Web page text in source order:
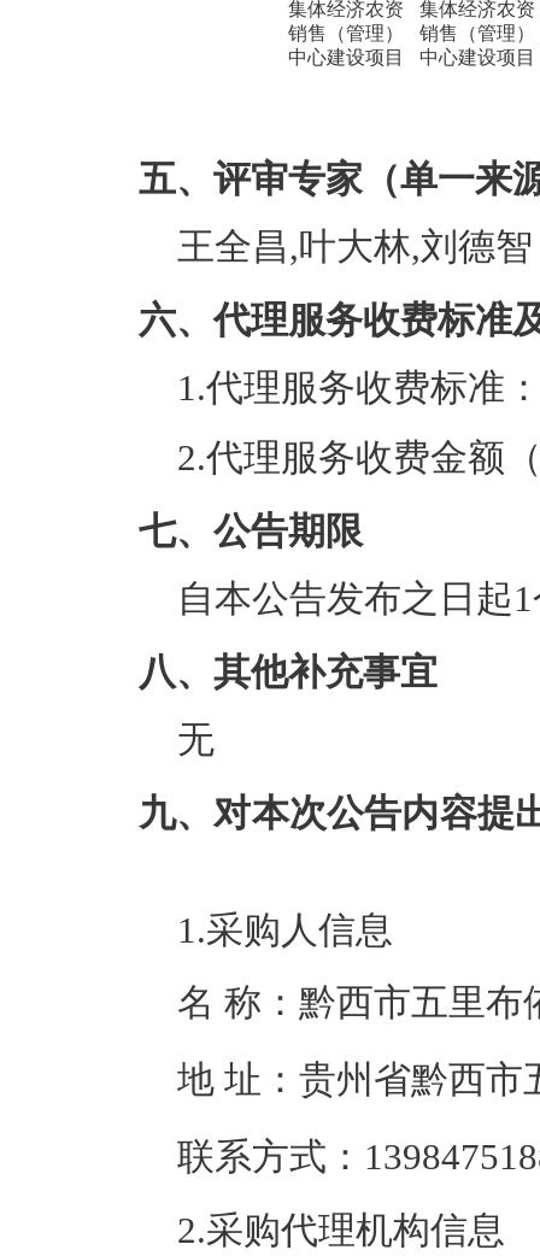
集体经济农资
销售（管理）
中心建设项目
集体经济农资
销售（管理）
中心建设项目
五、评审专家（单一来
王全昌,叶大林,刘德智
六、代理服务收费标准
1.代理服务收费标准
2.代理服务收费金额
七、公告期限
自本公告发布之日起
八、其他补充事宜
无
九、对本次公告内容提
1.采购人信息
名 称： 黔西市五里布
地 址： 贵州省黔西市
联系方式：
2.采购代理机构信息